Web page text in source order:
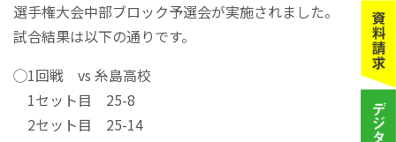
選手権大会中部ブロック予選会が実施されました。
試合結果は以下の通りです。
◯1回戦 vs 糸島高校
1セット目 25-8
2セット目 25-14